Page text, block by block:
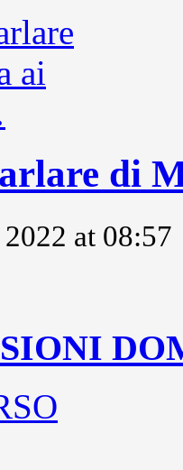
di
at 08:57